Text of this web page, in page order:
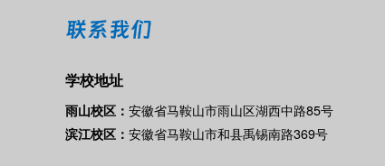
联系我们
学校地址
雨山校区： 安徽省马鞍山市雨山区湖西中路85号
滨江校区： 安徽省马鞍山市和县禹锡南路369号